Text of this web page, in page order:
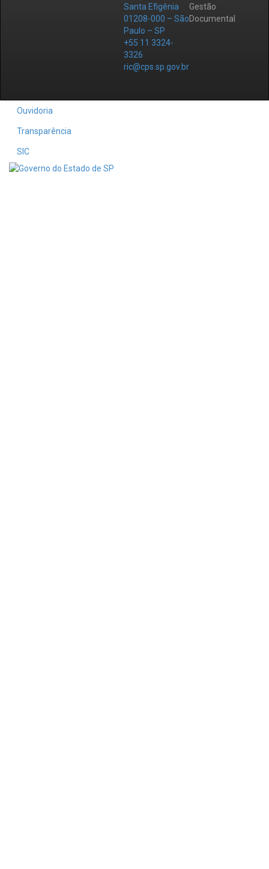
Santa Efigênia
01208-000 – São
Paulo – SP
+55 11 3324-
3326
ric@cps.sp.gov.br
Gestão
Documental
Ouvidoria
Transparência
SIC